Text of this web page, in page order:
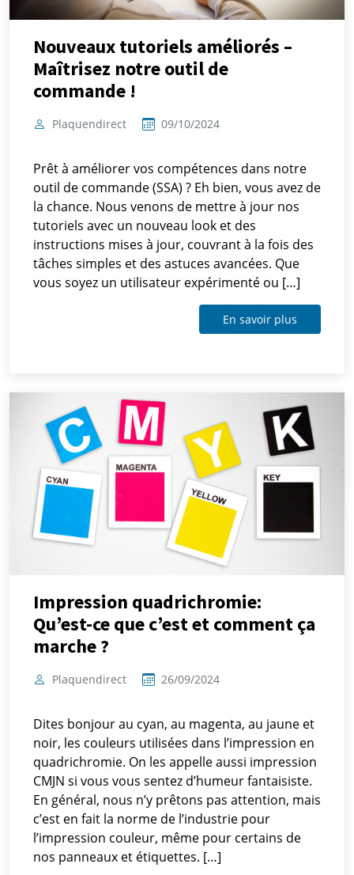
Nouveaux tutoriels améliorés –
Maîtrisez notre outil de
commande !
Plaquendirect 09/10/2024
Prêt à améliorer vos compétences dans notre
outil de commande (SSA) ? Eh bien, vous avez de
la chance. Nous venons de mettre à jour nos
tutoriels avec un nouveau look et des
instructions mises à jour, couvrant à la fois des
tâches simples et des astuces avancées. Que
vous soyez un utilisateur expérimenté ou […]
En savoir plus
Impression quadrichromie:
Qu’est-ce que c’est et comment ça
marche ?
Plaquendirect 26/09/2024
Dites bonjour au cyan, au magenta, au jaune et
noir, les couleurs utilisées dans l’impression en
quadrichromie. On les appelle aussi impression
CMJN si vous vous sentez d’humeur fantaisiste.
En général, nous n’y prêtons pas attention, mais
c’est en fait la norme de l’industrie pour
l’impression couleur, même pour certains de
nos panneaux et étiquettes. […]